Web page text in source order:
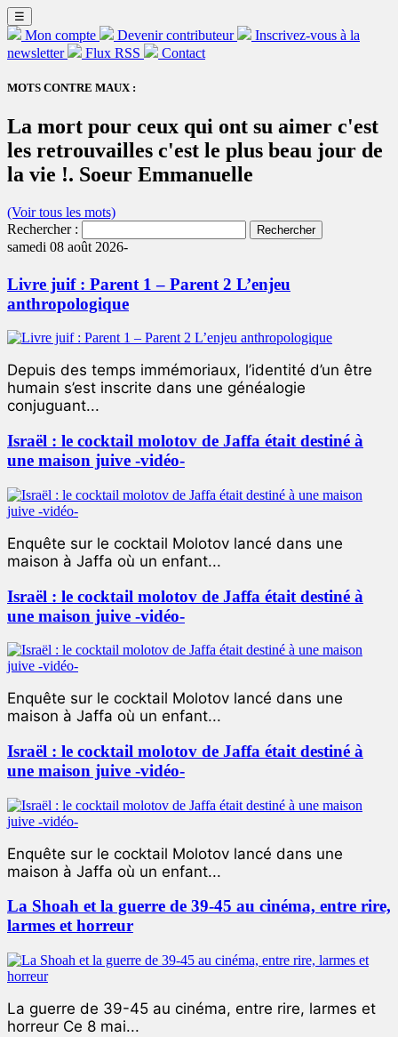
☰
Mon compte Devenir contributeur
Inscrivez-vous à la
newsletter
Flux RSS Contact
MOTS CONTRE MAUX :
La mort pour ceux qui ont su aimer c'est
les retrouvailles c'est le plus beau jour de
la vie !. Soeur Emmanuelle
(Voir tous les mots)
Rechercher :
samedi 08 août 2026-
Livre juif : Parent 1 – Parent 2 L’enjeu
anthropologique
Depuis des temps immémoriaux, l’identité d’un être
humain s’est inscrite dans une généalogie
conjuguant...
Israël : le cocktail molotov de Jaffa était destiné à
une maison juive -vidéo-
Enquête sur le cocktail Molotov lancé dans une
maison à Jaffa où un enfant...
Israël : le cocktail molotov de Jaffa était destiné à
une maison juive -vidéo-
Enquête sur le cocktail Molotov lancé dans une
maison à Jaffa où un enfant...
Israël : le cocktail molotov de Jaffa était destiné à
une maison juive -vidéo-
Enquête sur le cocktail Molotov lancé dans une
maison à Jaffa où un enfant...
La Shoah et la guerre de 39-45 au cinéma, entre rire,
larmes et horreur
La guerre de 39-45 au cinéma, entre rire, larmes et
horreur Ce 8 mai...